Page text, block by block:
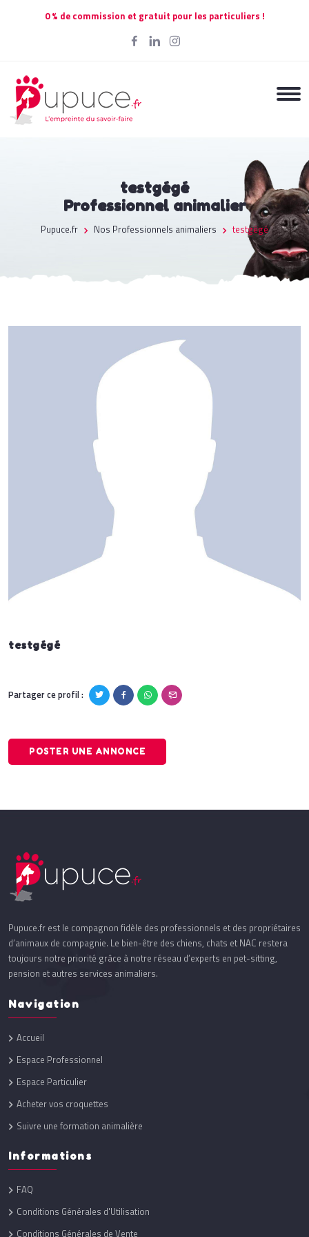
0 % de commission et gratuit pour les particuliers !
testgégé
Professionnel animalier
Pupuce.fr Nos Professionnels animaliers testgégé
testgégé
Partager ce profil :
POSTER UNE ANNONCE
Pupuce.fr est le compagnon fidèle des professionnels et des propriétaires
d’animaux de compagnie. Le bien-être des chiens, chats et NAC restera
toujours notre priorité grâce à notre réseau d’experts en pet-sitting,
pension et autres services animaliers.
Navigation
Accueil
Espace Professionnel
Espace Particulier
Acheter vos croquettes
Suivre une formation animalière
Informations
FAQ
Conditions Générales d'Utilisation
Conditions Générales de Vente